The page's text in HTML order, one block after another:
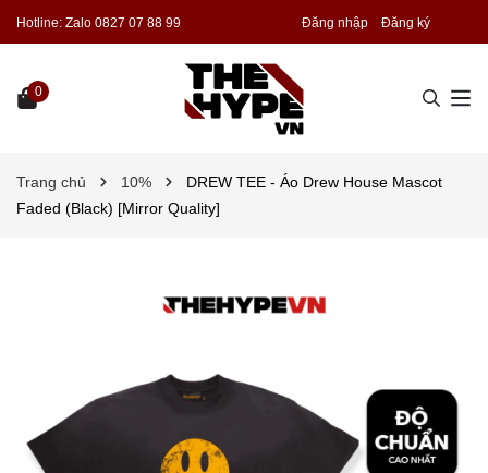
Hotline: Zalo 0827 07 88 99 Đăng nhập Đăng ký
0
Trang chủ 10%
DREW TEE - Áo Drew House Mascot
Faded (Black) [Mirror Quality]